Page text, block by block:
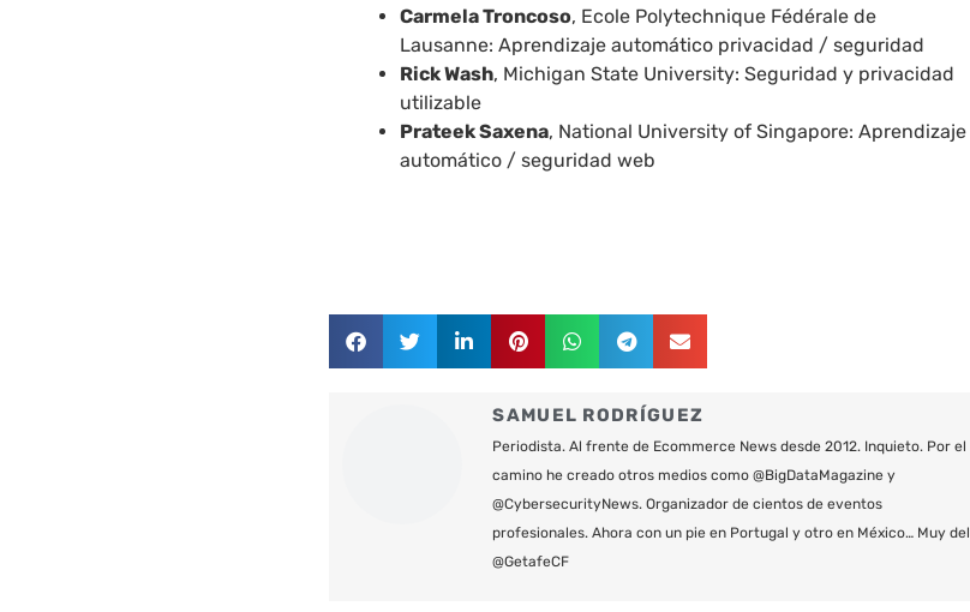
Carmela Troncoso, Ecole Polytechnique Fédérale de
Lausanne: Aprendizaje automático privacidad / seguridad
Rick Wash, Michigan State University: Seguridad y privacidad
utilizable
Prateek Saxena, National University of Singapore: Aprendizaje
automático / seguridad web
SAMUEL RODRÍGUEZ
Periodista. Al frente de Ecommerce News desde 2012. Inquieto. Por el
camino he creado otros medios como @BigDataMagazine y
@CybersecurityNews. Organizador de cientos de eventos
profesionales. Ahora con un pie en Portugal y otro en México… Muy del
@GetafeCF